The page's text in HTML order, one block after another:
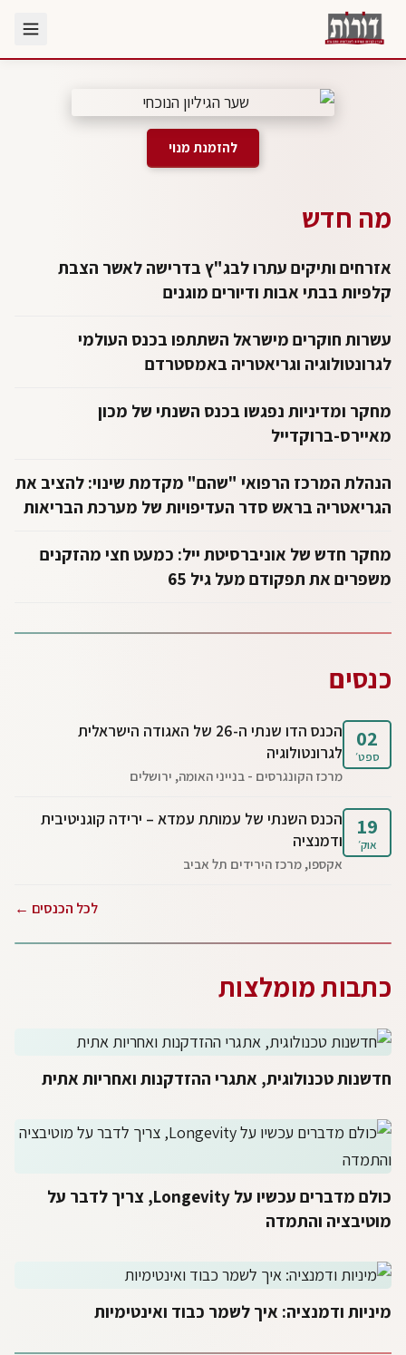
להזמנת מנוי
מה חדש
אזרחים ותיקים עתרו לבג"ץ בדרישה לאשר הצבת
קלפיות בבתי אבות ודיורים מוגנים
עשרות חוקרים מישראל השתתפו בכנס העולמי
לגרונטולוגיה וגריאטריה באמסטרדם
מחקר ומדיניות נפגשו בכנס השנתי של מכון
מאיירס-ברוקדייל
הנהלת המרכז הרפואי "שהם" מקדמת שינוי: להציב את
הגריאטריה בראש סדר העדיפויות של מערכת הבריאות
מחקר חדש של אוניברסיטת ייל: כמעט חצי מהזקנים
משפרים את תפקודם מעל גיל 65
כנסים
02
ספט׳
הכנס הדו שנתי ה-26 של האגודה הישראלית
לגרונטולוגיה
מרכז הקונגרסים - בנייני האומה, ירושלים
19
אוק׳
הכנס השנתי של עמותת עמדא – ירידה קוגניטיבית
ודמנציה
אקספו, מרכז הירידים תל אביב
לכל הכנסים ←
כתבות מומלצות
חדשנות טכנולוגית, אתגרי ההזדקנות ואחריות אתית
כולם מדברים עכשיו על Longevity, צריך לדבר על
מוטיבציה והתמדה
מיניות ודמנציה: איך לשמר כבוד ואינטימיות